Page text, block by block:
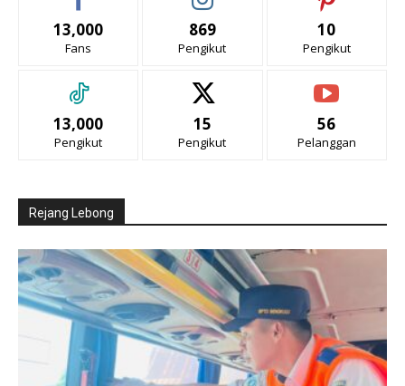
13,000
Fans
869
Pengikut
10
Pengikut
13,000
Pengikut
15
Pengikut
56
Pelanggan
Rejang Lebong